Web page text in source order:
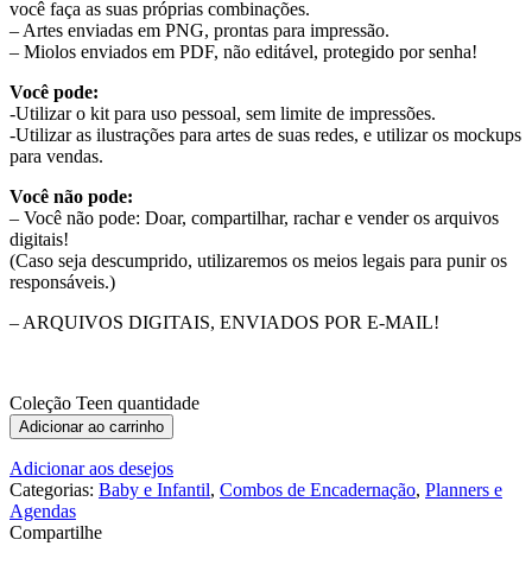
você faça as suas próprias combinações.
– Artes enviadas em PNG, prontas para impressão.
– Miolos enviados em PDF, não editável, protegido por senha!
Você pode:
-Utilizar o kit para uso pessoal, sem limite de impressões.
-Utilizar as ilustrações para artes de suas redes, e utilizar os mockups
para vendas.
Você não pode:
– Você não pode: Doar, compartilhar, rachar e vender os arquivos
digitais!
(Caso seja descumprido, utilizaremos os meios legais para punir os
responsáveis.)
– ARQUIVOS DIGITAIS, ENVIADOS POR E-MAIL!
Coleção Teen quantidade
Adicionar ao carrinho
Adicionar aos desejos
Categorias: Baby e Infantil, Combos de Encadernação, Planners e
Agendas
Compartilhe